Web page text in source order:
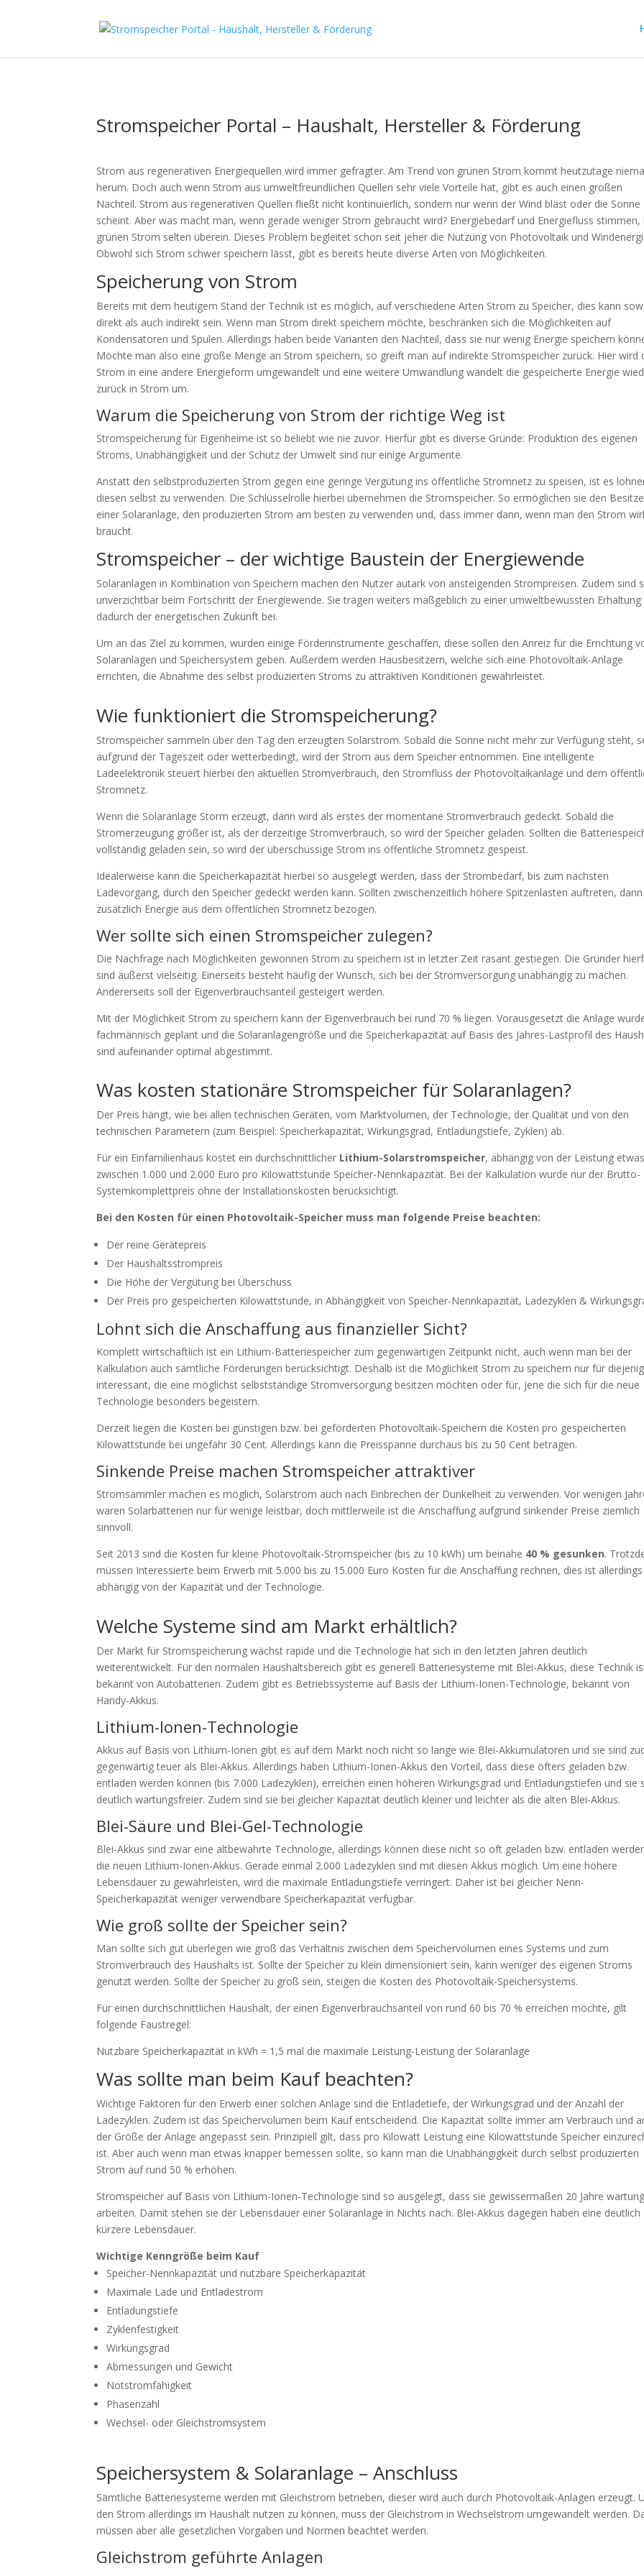
Stromspeicher Portal – Haushalt, Hersteller & Förderung
Strom aus regenerativen Energiequellen wird immer gefragter. Am Trend von grünen Strom kommt heutzutage
herum. Doch auch wenn Strom aus umweltfreundlichen Quellen sehr viele Vorteile hat, gibt es auch einen großen
Nachteil. Strom aus regenerativen Quellen fließt nicht kontinuierlich, sondern nur wenn der Wind bläst oder die Sonne
scheint. Aber was macht man, wenn gerade weniger Strom gebraucht wird? Energiebedarf und Energiefluss stimmen,
grünen Strom selten überein. Dieses Problem begleitet schon seit jeher die Nutzung von Photovoltaik und
Obwohl sich Strom schwer speichern lässt, gibt es bereits heute diverse Arten von Möglichkeiten.
Speicherung von Strom
Bereits mit dem heutigem Stand der Technik ist es möglich, auf verschiedene Arten Strom zu Speicher, dies kann
direkt als auch indirekt sein. Wenn man Strom direkt speichern möchte, beschränken sich die Möglichkeiten auf
Kondensatoren und Spulen. Allerdings haben beide Varianten den Nachteil, dass sie nur wenig Energie speichern
Möchte man also eine große Menge an Strom speichern, so greift man auf indirekte Stromspeicher zurück. Hier wird
Strom in eine andere Energieform umgewandelt und eine weitere Umwandlung wandelt die gespeicherte Energie
zurück in Strom um.
Warum die Speicherung von Strom der richtige Weg ist
Stromspeicherung für Eigenheime ist so beliebt wie nie zuvor. Hierfür gibt es diverse Gründe: Produktion des eigenen
Stroms, Unabhängigkeit und der Schutz der Umwelt sind nur einige Argumente.
Anstatt den selbstproduzierten Strom gegen eine geringe Vergütung ins öffentliche Stromnetz zu speisen, ist es
diesen selbst zu verwenden. Die Schlüsselrolle hierbei übernehmen die Stromspeicher. So ermöglichen sie den
einer Solaranlage, den produzierten Strom am besten zu verwenden und, dass immer dann, wenn man den Strom
braucht.
Stromspeicher – der wichtige Baustein der Energiewende
Solaranlagen in Kombination von Speichern machen den Nutzer autark von ansteigenden Strompreisen. Zudem sind
unverzichtbar beim Fortschritt der Energiewende. Sie tragen weiters maßgeblich zu einer umweltbewussten Erhaltung
dadurch der energetischen Zukunft bei.
Um an das Ziel zu kommen, wurden einige Förderinstrumente geschaffen, diese sollen den Anreiz für die Errichtung
Solaranlagen und Speichersystem geben. Außerdem werden Hausbesitzern, welche sich eine Photovoltaik-Anlage
errichten, die Abnahme des selbst produzierten Stroms zu attraktiven Konditionen gewährleistet.
Wie funktioniert die Stromspeicherung?
Stromspeicher sammeln über den Tag den erzeugten Solarstrom. Sobald die Sonne nicht mehr zur Verfügung steht,
aufgrund der Tageszeit oder wetterbedingt, wird der Strom aus dem Speicher entnommen. Eine intelligente
Ladeelektronik steuert hierbei den aktuellen Stromverbrauch, den Stromfluss der Photovoltaikanlage und dem
Stromnetz.
Wenn die Solaranlage Storm erzeugt, dann wird als erstes der momentane Stromverbrauch gedeckt. Sobald die
Stromerzeugung größer ist, als der derzeitige Stromverbrauch, so wird der Speicher geladen. Sollten die
vollständig geladen sein, so wird der überschüssige Strom ins öffentliche Stromnetz gespeist.
Idealerweise kann die Speicherkapazität hierbei so ausgelegt werden, dass der Strombedarf, bis zum nächsten
Ladevorgang, durch den Speicher gedeckt werden kann. Sollten zwischenzeitlich höhere Spitzenlasten auftreten,
zusätzlich Energie aus dem öffentlichen Stromnetz bezogen.
Wer sollte sich einen Stromspeicher zulegen?
Die Nachfrage nach Möglichkeiten gewonnen Strom zu speichern ist in letzter Zeit rasant gestiegen. Die Gründer
sind äußerst vielseitig. Einerseits besteht häufig der Wunsch, sich bei der Stromversorgung unabhängig zu machen.
Andererseits soll der Eigenverbrauchsanteil gesteigert werden.
Mit der Möglichkeit Strom zu speichern kann der Eigenverbrauch bei rund 70 % liegen. Vorausgesetzt die Anlage
fachmännisch geplant und die Solaranlagengröße und die Speicherkapazität auf Basis des Jahres-Lastprofil des
sind aufeinander optimal abgestimmt.
Was kosten stationäre Stromspeicher für Solaranlagen?
Der Preis hängt, wie bei allen technischen Geräten, vom Marktvolumen, der Technologie, der Qualität und von den
technischen Parametern (zum Beispiel: Speicherkapazität, Wirkungsgrad, Entladungstiefe, Zyklen) ab.
Für ein Einfamilienhaus kostet ein durchschnittlicher Lithium-Solarstromspeicher, abhängig von der Leistung etwas
zwischen 1.000 und 2.000 Euro pro Kilowattstunde Speicher-Nennkapazität. Bei der Kalkulation wurde nur der Brutto-
Systemkomplettpreis ohne der Installationskosten berücksichtigt.
Bei den Kosten für einen Photovoltaik-Speicher muss man folgende Preise beachten:
Der reine Gerätepreis
Der Haushaltsstrompreis
Die Höhe der Vergütung bei Überschuss
Der Preis pro gespeicherten Kilowattstunde, in Abhängigkeit von Speicher-Nennkapazität, Ladezyklen &
Lohnt sich die Anschaffung aus finanzieller Sicht?
Komplett wirtschaftlich ist ein Lithium-Batteriespeicher zum gegenwärtigen Zeitpunkt nicht, auch wenn man bei der
Kalkulation auch sämtliche Förderungen berücksichtigt. Deshalb ist die Möglichkeit Strom zu speichern nur für
interessant, die eine möglichst selbstständige Stromversorgung besitzen möchten oder für, jene die sich für die neue
Technologie besonders begeistern.
Derzeit liegen die Kosten bei günstigen bzw. bei geförderten Photovoltaik-Speichern die Kosten pro gespeicherten
Kilowattstunde bei ungefähr 30 Cent. Allerdings kann die Preisspanne durchaus bis zu 50 Cent betragen.
Sinkende Preise machen Stromspeicher attraktiver
Stromsammler machen es möglich, Solarstrom auch nach Einbrechen der Dunkelheit zu verwenden. Vor wenigen
waren Solarbatterien nur für wenige leistbar, doch mittlerweile ist die Anschaffung aufgrund sinkender Preise ziemlich
sinnvoll.
Seit 2013 sind die Kosten für kleine Photovoltaik-Stromspeicher (bis zu 10 kWh) um beinahe 40 % gesunken.
müssen Interessierte beim Erwerb mit 5.000 bis zu 15.000 Euro Kosten für die Anschaffung rechnen, dies ist allerdings
abhängig von der Kapazität und der Technologie.
Welche Systeme sind am Markt erhältlich?
Der Markt für Stromspeicherung wächst rapide und die Technologie hat sich in den letzten Jahren deutlich
weiterentwickelt. Für den normalen Haushaltsbereich gibt es generell Batteriesysteme mit Blei-Akkus, diese Technik
bekannt von Autobatterien. Zudem gibt es Betriebssysteme auf Basis der Lithium-Ionen-Technologie, bekannt von
Handy-Akkus.
Lithium-Ionen-Technologie
Akkus auf Basis von Lithium-Ionen gibt es auf dem Markt noch nicht so lange wie Blei-Akkumulatoren und sie sind
gegenwärtig teuer als Blei-Akkus. Allerdings haben Lithium-Ionen-Akkus den Vorteil, dass diese öfters geladen bzw.
entladen werden können (bis 7.000 Ladezyklen), erreichen einen höheren Wirkungsgrad und Entladungstiefen und sie
deutlich wartungsfreier. Zudem sind sie bei gleicher Kapazität deutlich kleiner und leichter als die alten Blei-Akkus.
Blei-Säure und Blei-Gel-Technologie
Blei-Akkus sind zwar eine altbewährte Technologie, allerdings können diese nicht so oft geladen bzw. entladen
die neuen Lithium-Ionen-Akkus. Gerade einmal 2.000 Ladezyklen sind mit diesen Akkus möglich. Um eine höhere
Lebensdauer zu gewährleisten, wird die maximale Entladungstiefe verringert. Daher ist bei gleicher Nenn-
Speicherkapazität weniger verwendbare Speicherkapazität verfügbar.
Wie groß sollte der Speicher sein?
Man sollte sich gut überlegen wie groß das Verhältnis zwischen dem Speichervolumen eines Systems und zum
Stromverbrauch des Haushalts ist. Sollte der Speicher zu klein dimensioniert sein, kann weniger des eigenen Stroms
genutzt werden. Sollte der Speicher zu groß sein, steigen die Kosten des Photovoltaik-Speichersystems.
Für einen durchschnittlichen Haushalt, der einen Eigenverbrauchsanteil von rund 60 bis 70 % erreichen möchte, gilt
folgende Faustregel:
Nutzbare Speicherkapazität in kWh = 1,5 mal die maximale Leistung-Leistung der Solaranlage
Was sollte man beim Kauf beachten?
Wichtige Faktoren für den Erwerb einer solchen Anlage sind die Entladetiefe, der Wirkungsgrad und der Anzahl der
Ladezyklen. Zudem ist das Speichervolumen beim Kauf entscheidend. Die Kapazität sollte immer am Verbrauch und
der Größe der Anlage angepasst sein. Prinzipiell gilt, dass pro Kilowatt Leistung eine Kilowattstunde Speicher
ist. Aber auch wenn man etwas knapper bemessen sollte, so kann man die Unabhängigkeit durch selbst produzierten
Strom auf rund 50 % erhöhen.
Stromspeicher auf Basis von Lithium-Ionen-Technologie sind so ausgelegt, dass sie gewissermaßen 20 Jahre
arbeiten. Damit stehen sie der Lebensdauer einer Solaranlage in Nichts nach. Blei-Akkus dagegen haben eine deutlich
kürzere Lebensdauer.
Wichtige Kenngröße beim Kauf
Speicher-Nennkapazität und nutzbare Speicherkapazität
Maximale Lade und Entladestrom
Entladungstiefe
Zyklenfestigkeit
Wirkungsgrad
Abmessungen und Gewicht
Notstromfähigkeit
Phasenzahl
Wechsel- oder Gleichstromsystem
Speichersystem & Solaranlage – Anschluss
Sämtliche Batteriesysteme werden mit Gleichstrom betrieben, dieser wird auch durch Photovoltaik-Anlagen erzeugt.
den Strom allerdings im Haushalt nutzen zu können, muss der Gleichstrom in Wechselstrom umgewandelt werden.
müssen aber alle gesetzlichen Vorgaben und Normen beachtet werden.
Gleichstrom geführte Anlagen